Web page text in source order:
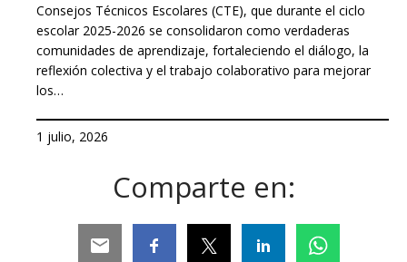
Consejos Técnicos Escolares (CTE), que durante el ciclo
escolar 2025-2026 se consolidaron como verdaderas
comunidades de aprendizaje, fortaleciendo el diálogo, la
reflexión colectiva y el trabajo colaborativo para mejorar
los…
1 julio, 2026
Comparte en: